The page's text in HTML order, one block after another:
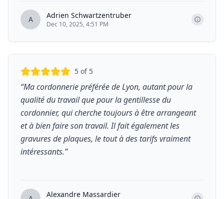
A Adrien Schwartzentruber
Dec 10, 2025, 4:51 PM
5 of 5
“Ma cordonnerie préférée de Lyon, autant pour la
qualité du travail que pour la gentillesse du
cordonnier, qui cherche toujours à être arrangeant
et à bien faire son travail. Il fait également les
gravures de plaques, le tout à des tarifs vraiment
intéressants.”
Alexandre Massardier